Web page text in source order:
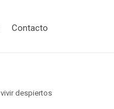
Contacto
vivir despiertos